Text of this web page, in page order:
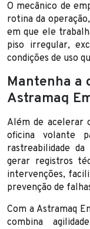
O mecânico de
rotina da
em que ele
piso irregular,
condições de uso
Mantenha a
Astramaq
Além de acelerar
oficina volante
rastreabilidade
gerar registros
intervenções,
prevenção de
Com a Astramaq
combina